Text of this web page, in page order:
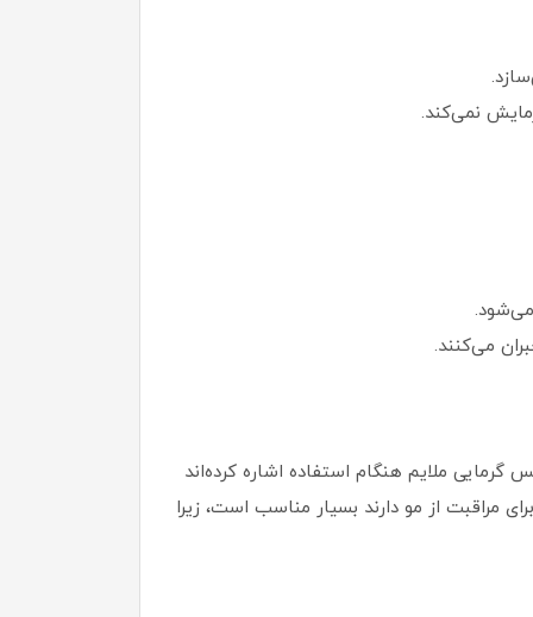
نمی‌کند.
می‌شود.
می‌کنند.
ملایم هنگام استفاده اشاره کرده‌اند
از مو دارند بسیار مناسب است، زیرا